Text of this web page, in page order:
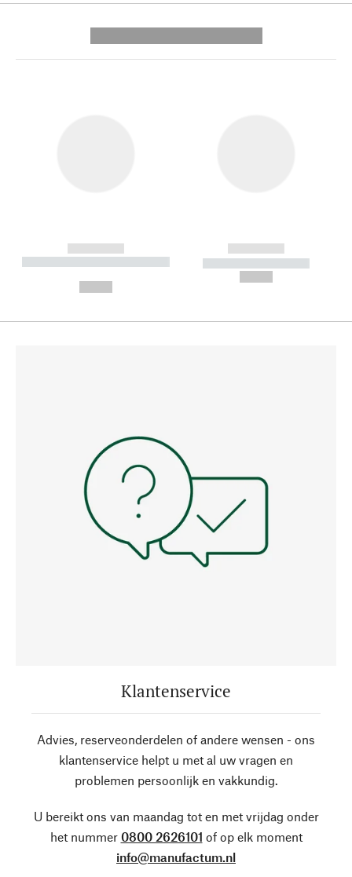
------------
----------- ----------- --------
------------
----------- -----------
Klantenservice
Advies, reserveonderdelen of andere wensen - ons
klantenservice helpt u met al uw vragen en
problemen persoonlijk en vakkundig.
U bereikt ons van maandag tot en met vrijdag onder
het nummer 0800 2626101 of op elk moment
info@manufactum.nl